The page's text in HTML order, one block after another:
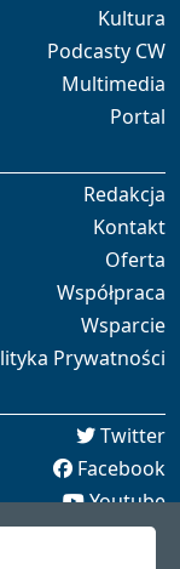
Kultura
Podcasty CW
Multimedia
Portal
Redakcja
Kontakt
Oferta
Współpraca
Wsparcie
Prywatności
Twitter
Facebook
Youtube
Spotify